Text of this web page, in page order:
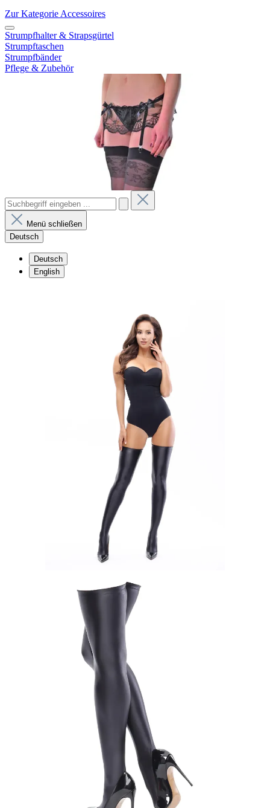
Zur Kategorie Accessoires
Strumpfhalter & Strapsgürtel
Strumpftaschen
Strumpfbänder
Pflege & Zubehör
Menü schließen
Deutsch
Deutsch
English